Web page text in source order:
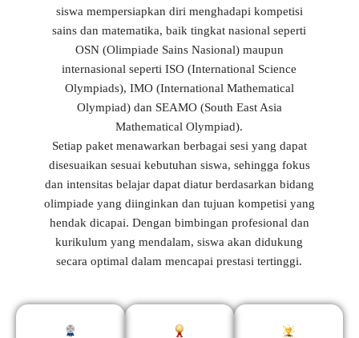
siswa mempersiapkan diri menghadapi kompetisi
sains dan matematika, baik tingkat nasional seperti
OSN (Olimpiade Sains Nasional) maupun
internasional seperti ISO (International Science
Olympiads), IMO (International Mathematical
Olympiad) dan SEAMO (South East Asia
Mathematical Olympiad).
Setiap paket menawarkan berbagai sesi yang dapat
disesuaikan sesuai kebutuhan siswa, sehingga fokus
dan intensitas belajar dapat diatur berdasarkan bidang
olimpiade yang diinginkan dan tujuan kompetisi yang
hendak dicapai. Dengan bimbingan profesional dan
kurikulum yang mendalam, siswa akan didukung
secara optimal dalam mencapai prestasi tertinggi.